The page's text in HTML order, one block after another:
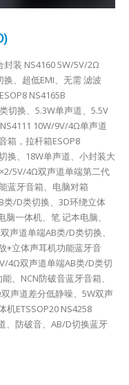
装 NS4160 5W/5V/2Ω
、超低EMI、无需 滤波
NS4165B
切换、5.3W单声道、5.5V
10W/9V/4Ω单声道
箱，拉杆箱ESOP8
换、18W单声道、小封装大
5V/4Ω双声道单端第二代
蓝牙音箱、电脑对箱
类/D类切换、3D环绕立体
一体机、笔 记本电脑、
声道单端AB类/D类切换、
+立体声耳机功能蓝牙音
4Ω双声道单端AB类/D类切
、NCN防破音蓝牙音箱、
声道差分低静噪、5W双声
ETSSOP20 NS4258
、防破音、AB/D切换蓝牙